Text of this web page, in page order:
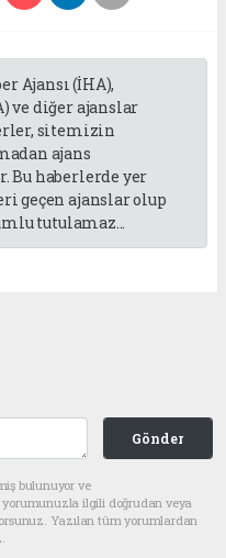
Ajansı (İHA),
ve diğer ajanslar
sitemizin
ajans
haberlerde yer
geçen ajanslar olup
tutulamaz...
Gönder
bulunuyor ve
yorumunuzla ilgili doğrudan veya
Yazılan tüm yorumlardan